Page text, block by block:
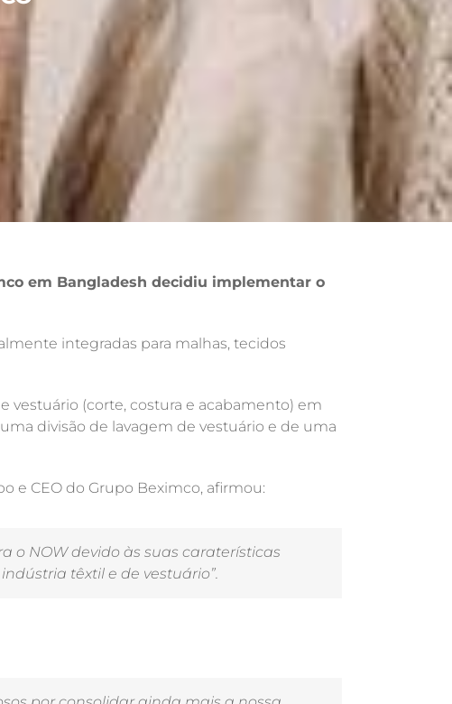
em Bangladesh decidiu implementar o
integradas para malhas, tecidos
vestuário (corte, costura e acabamento) em
divisão de lavagem de vestuário e de uma
e CEO do Grupo Beximco, afirmou:
o NOW devido às suas caraterísticas
têxtil e de vestuário”.